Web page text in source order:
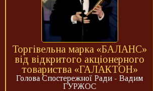
Торгівельна марка «БАЛАНС»
від відкритого акціонерного
товариства «ГАЛАКТОН»
Голова Спостережної Ради - Вадим
ГУРЖОС